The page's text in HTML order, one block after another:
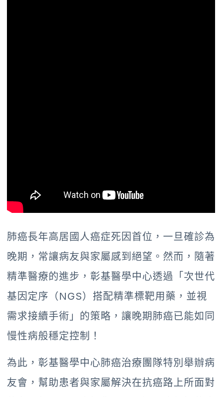
肺癌長年高居國人癌症死因首位，一旦確診為
晚期，常讓病友與家屬感到絕望。然而，隨著
精準醫療的進步，彰基醫學中心透過「次世代
基因定序（NGS）搭配精準標靶用藥，並視
需求接續手術」的策略，讓晚期肺癌已能如同
慢性病般穩定控制！
為此，彰基醫學中心肺癌治療團隊特別舉辦病
友會，幫助患者與家屬解決在抗癌路上所面對